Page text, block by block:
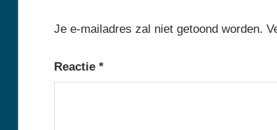
Je e-mailadres zal niet getoond worden.
Reactie *